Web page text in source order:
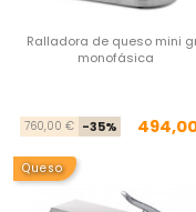
Ralladora de queso mini
monofásica
760,00 € -35%
Queso